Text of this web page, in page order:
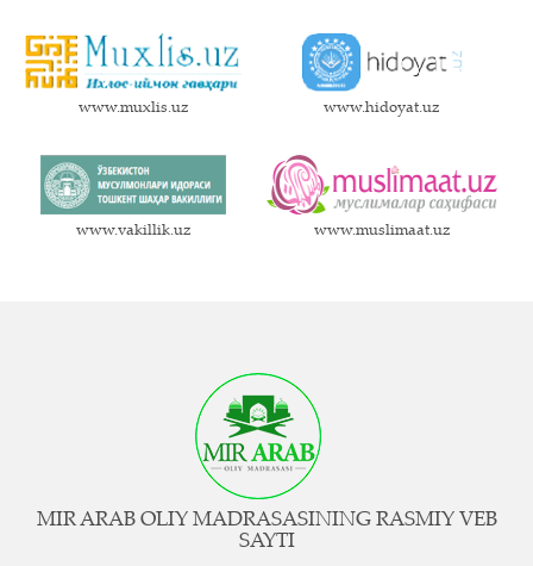
www.muxlis.uz www.hidoyat.uz
www.vakillik.uz www.muslimaat.uz
MIR ARAB OLIY MADRASASINING RASMIY VEB
SAYTI